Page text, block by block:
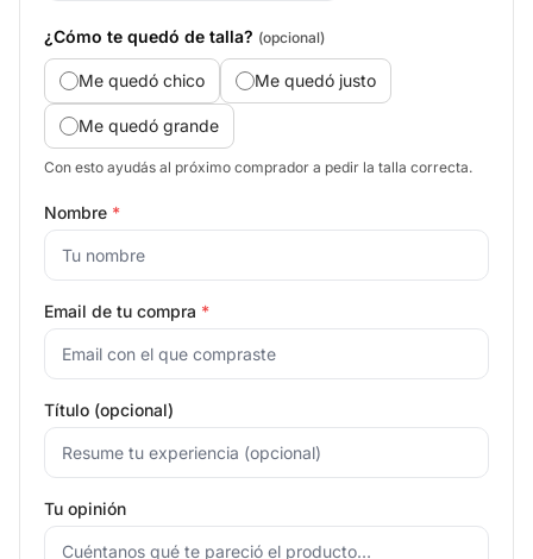
¿Cómo te quedó de talla? (opcional)
Me quedó chico Me quedó justo
Me quedó grande
Con esto ayudás al próximo comprador a pedir la talla correcta.
Nombre *
Email de tu compra *
Título (opcional)
Tu opinión